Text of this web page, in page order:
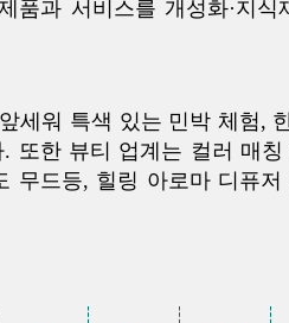
과 서비스를 개성화·지식
세워 특색 있는 민박 체험,
또한 뷰티 업계는 컬러 매
무드등, 힐링 아로마 디퓨